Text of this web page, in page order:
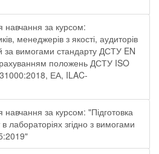
навчання за курсом:
менеджерів з якості, аудиторів
за вимогами стандарту ДСТУ EN
положень ДСТУ ISO
ЕА, ILAC-
за курсом: "Підготовка
лабораторіях згідно з вимогами